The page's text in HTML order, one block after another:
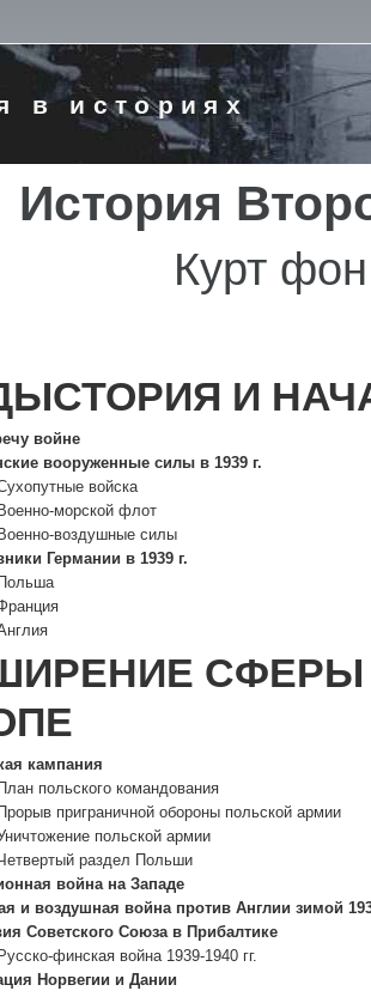
в историях
История
Курт
И
войне
вооруженные силы в 1939 г.
войска
Военно-морской флот
Военно-воздушные силы
Германии в 1939 г.
Польша
СФЕРЫ
кампания
План польского командования
Прорыв приграничной обороны польской армии
польской армии
раздел Польши
война на Западе
и воздушная война против Англии зимой
Советского Союза в Прибалтике
Русско-финская война 1939-1940 гг.
Норвегии и Дании